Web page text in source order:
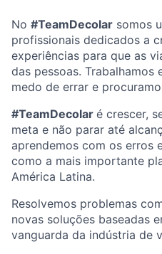
No #TeamDecolar somos
profissionais dedicados a
experiências para que as
das pessoas. Trabalhamos
medo de errar e
#TeamDecolar é crescer,
meta e não parar até
aprendemos com os erros
como a mais importante
América Latina.
Resolvemos problemas
novas soluções baseadas
vanguarda da indústria de